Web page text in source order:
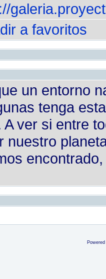
a favoritos
un entorno
tenga
A ver si entre
nuestro